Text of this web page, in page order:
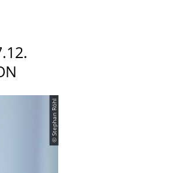
© Stephan Röhl